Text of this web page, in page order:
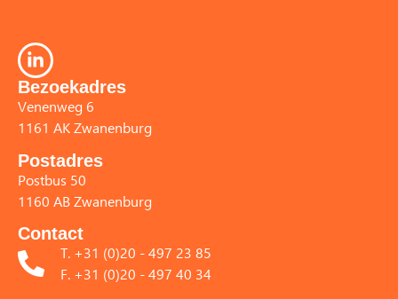
Bezoekadres
Venenweg 6
1161 AK Zwanenburg
Postadres
Postbus 50
1160 AB Zwanenburg
Contact
T. +31 (0)20 - 497 23 85
F. +31 (0)20 - 497 40 34